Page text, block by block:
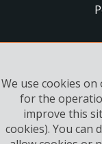
We use cookies
for the
improve this
cookies). You can